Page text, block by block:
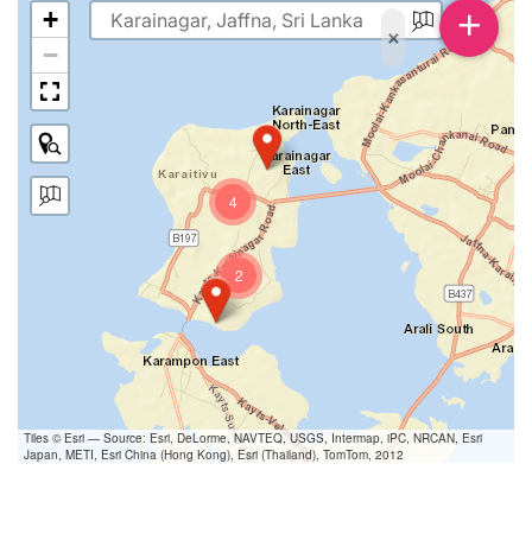
4
2
+
−
Tiles © Esri — Source: Esri, DeLorme, NAVTEQ, USGS, Intermap, iPC, NRCAN, Esri
Japan, METI, Esri China (Hong Kong), Esri (Thailand), TomTom, 2012
× +